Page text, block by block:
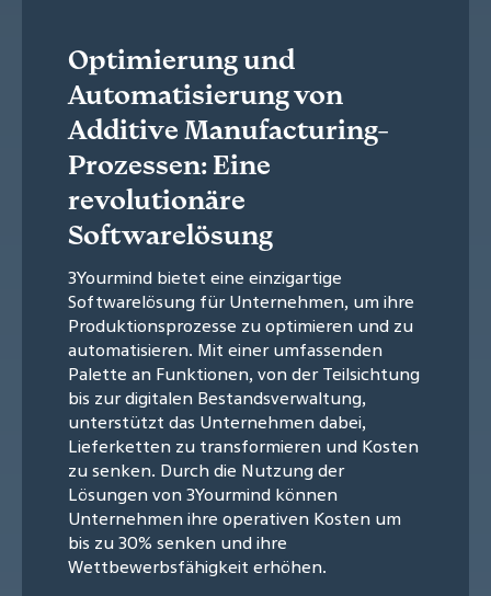
Optimierung und
Automatisierung von
Additive Manufacturing-
Prozessen: Eine
revolutionäre
Softwarelösung
3Yourmind bietet eine einzigartige
Softwarelösung für Unternehmen, um ihre
Produktionsprozesse zu optimieren und zu
automatisieren. Mit einer umfassenden
Palette an Funktionen, von der Teilsichtung
bis zur digitalen Bestandsverwaltung,
unterstützt das Unternehmen dabei,
Lieferketten zu transformieren und Kosten
zu senken. Durch die Nutzung der
Lösungen von 3Yourmind können
Unternehmen ihre operativen Kosten um
bis zu 30% senken und ihre
Wettbewerbsfähigkeit erhöhen.